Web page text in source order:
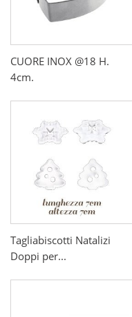
CUORE INOX @18 H.
4cm.
Tagliabiscotti Natalizi
Doppi per...